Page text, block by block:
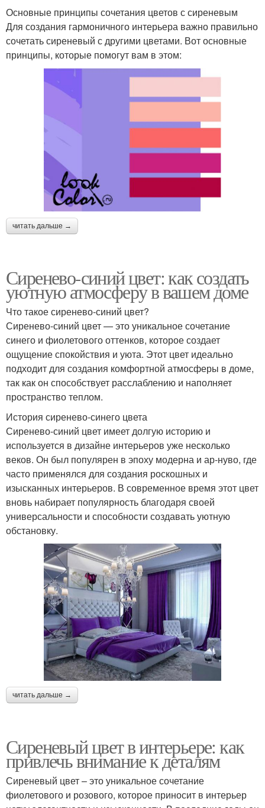
Основные принципы сочетания цветов с сиреневым
Для создания гармоничного интерьера важно правильно
сочетать сиреневый с другими цветами. Вот основные
принципы, которые помогут вам в этом:
читать дальше →
Сиренево-синий цвет: как создать
уютную атмосферу в вашем доме
Что такое сиренево-синий цвет?
Сиренево-синий цвет — это уникальное сочетание
синего и фиолетового оттенков, которое создает
ощущение спокойствия и уюта. Этот цвет идеально
подходит для создания комфортной атмосферы в доме,
так как он способствует расслаблению и наполняет
пространство теплом.
История сиренево-синего цвета
Сиренево-синий цвет имеет долгую историю и
используется в дизайне интерьеров уже несколько
веков. Он был популярен в эпоху модерна и ар-нуво, где
часто применялся для создания роскошных и
изысканных интерьеров. В современное время этот цвет
вновь набирает популярность благодаря своей
универсальности и способности создавать уютную
обстановку.
читать дальше →
Сиреневый цвет в интерьере: как
привлечь внимание к деталям
Сиреневый цвет – это уникальное сочетание
фиолетового и розового, которое приносит в интерьер